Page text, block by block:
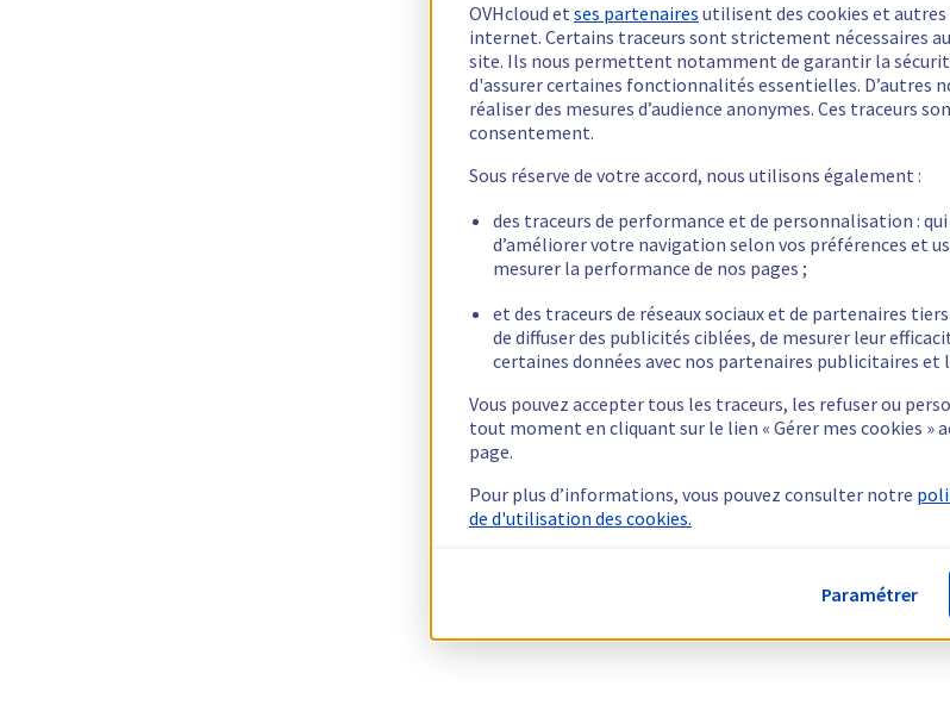
OVHcloud et ses partenaires utilisent des cookies et
internet. Certains traceurs sont strictement nécessaires
site. Ils nous permettent notamment de garantir la
d'assurer certaines fonctionnalités essentielles. D’autres
réaliser des mesures d’audience anonymes. Ces traceurs
consentement.
Sous réserve de votre accord, nous utilisons également :
des traceurs de performance et de personnalisation :
d’améliorer votre navigation selon vos préférences et
mesurer la performance de nos pages ;
et des traceurs de réseaux sociaux et de partenaires
de diffuser des publicités ciblées, de mesurer leur
certaines données avec nos partenaires publicitaires et
Vous pouvez accepter tous les traceurs, les refuser ou
tout moment en cliquant sur le lien « Gérer mes cookies »
page.
Pour plus d’informations, vous pouvez consulter notre
de d'utilisation des cookies.
Paramétrer